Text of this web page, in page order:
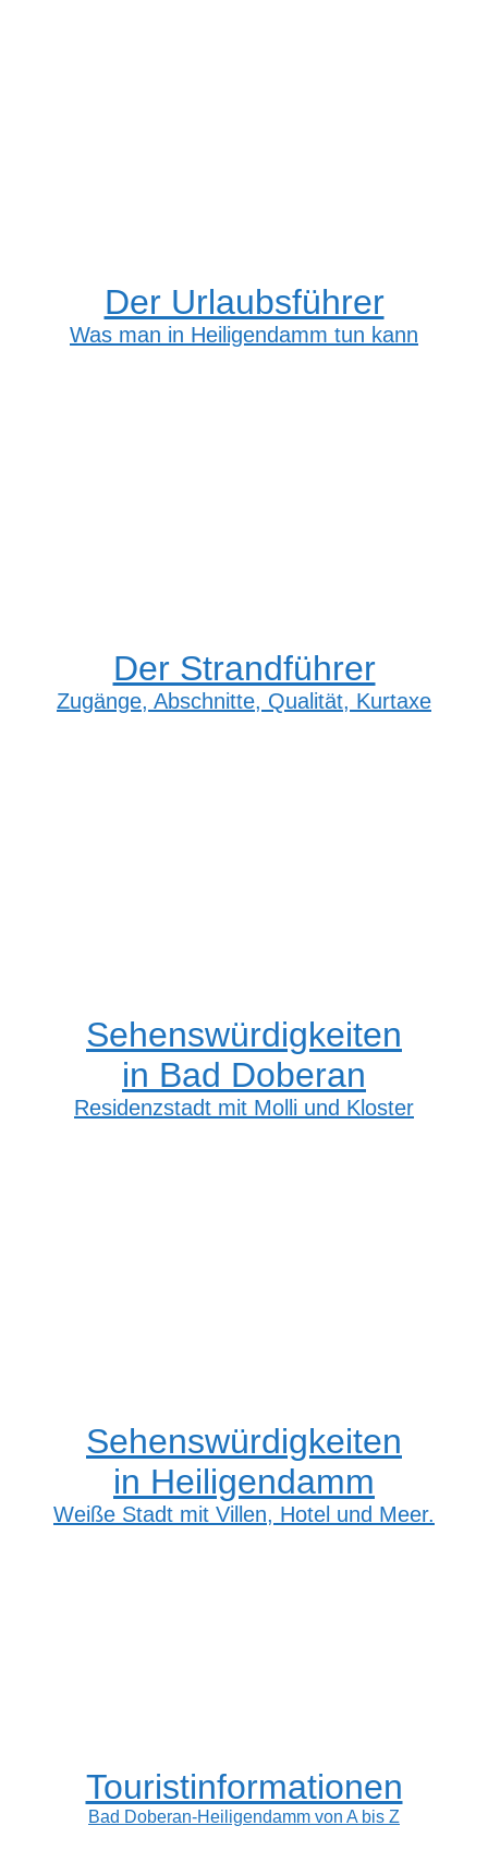
Der Urlaubsführer
Was man in Heiligendamm tun kann
Der Strandführer
Zugänge, Abschnitte, Qualität, Kurtaxe
Sehenswürdigkeiten
in Bad Doberan
Residenzstadt mit Molli und Kloster
Sehenswürdigkeiten
in Heiligendamm
Weiße Stadt mit Villen, Hotel und Meer.
Touristinformationen
Bad Doberan-Heiligendamm von A bis Z